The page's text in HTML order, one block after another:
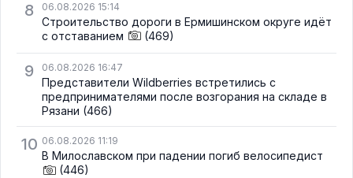
8 06.08.2026 15:14
Строительство дороги в Ермишинском округе идёт
с отставанием
(469)
9 06.08.2026 16:47
Представители Wildberries встретились с
предпринимателями после возгорания на складе в
Рязани (466)
10 06.08.2026 11:19
В Милославском при падении погиб велосипедист
(446)